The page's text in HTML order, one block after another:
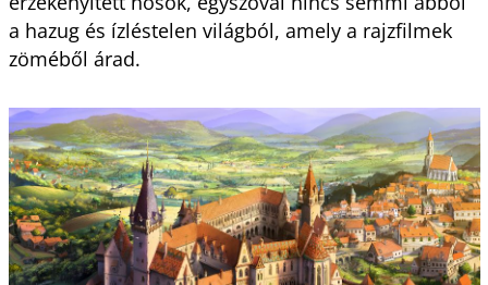
a hazug és ízléstelen világból, amely a rajzfilmek
zöméből árad.